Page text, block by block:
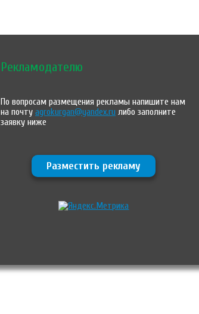
Рекламодателю
По вопросам размещения рекламы напишите нам
на почтуagrokurgan@yandex.ru либо заполните
заявку ниже
Разместить рекламу